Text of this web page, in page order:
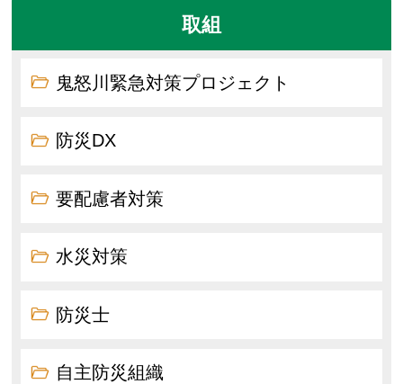
取組
鬼怒川緊急対策プロジェクト
防災DX
要配慮者対策
水災対策
防災士
自主防災組織